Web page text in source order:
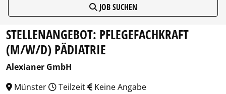
JOB SUCHEN
STELLENANGEBOT: PFLEGEFACHKRAFT
(M/W/D) PÄDIATRIE
Alexianer GmbH
Münster
Teilzeit Keine Angabe